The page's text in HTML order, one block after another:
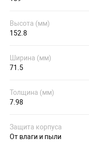
Высота (мм)
152.8
Ширина (мм)
71.5
Толщина (мм)
7.98
Защита корпуса
От влаги и пыли